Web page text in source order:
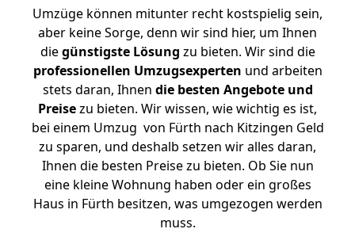
Umzüge können mitunter recht kostspielig sein,
aber keine Sorge, denn wir sind hier, um Ihnen
diegünstigste Lösung zu bieten. Wir sind die
professionellen Umzugsexperten und arbeiten
stets daran, Ihnen die besten Angebote und
Preisezu bieten. Wir wissen, wie wichtig es ist,
bei einem Umzug von Fürth nach Kitzingen Geld
zu sparen, und deshalb setzen wir alles daran,
Ihnen die besten Preise zu bieten. Ob Sie nun
eine kleine Wohnung haben oder ein großes
Haus in Fürth besitzen, was umgezogen werden
muss.